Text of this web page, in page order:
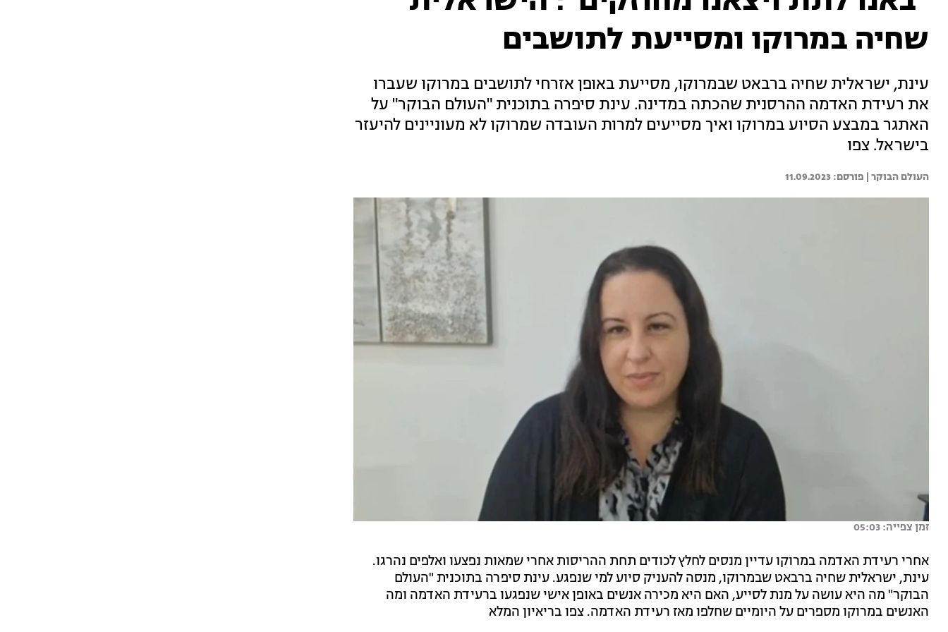
שחיה במרוקו ומסייעת לתושבים
עינת, ישראלית שחיה ברבאט שבמרוקו, מסייעת באופן אזרחי לתושבים במרוקו שעברו
את רעידת האדמה ההרסנית שהכתה במדינה. עינת סיפרה בתוכנית "העולם הבוקר" על
האתגר במבצע הסיוע במרוקו ואיך מסייעים למרות העובדה שמרוקו לא מעוניינים להיעזר
בישראל. צפו
העולם הבוקר | 11.09.2023
זמן צפייה: 05:03
אחרי רעידת האדמה במרוקו עדיין מנסים לחלץ לכודים תחת ההריסות אחרי שמאות נפצעו ואלפים נהרגו.
עינת, ישראלית שחיה ברבאט שבמרוקו, מנסה להעניק סיוע למי שנפגע. עינת סיפרה בתוכנית "העולם
הבוקר" מה היא עושה על מנת לסייע, האם היא מכירה אנשים באופן אישי שנפגעו ברעידת האדמה ומה
האנשים במרוקו מספרים על היומיים שחלפו מאז רעידת האדמה. צפו בריאיון המלא